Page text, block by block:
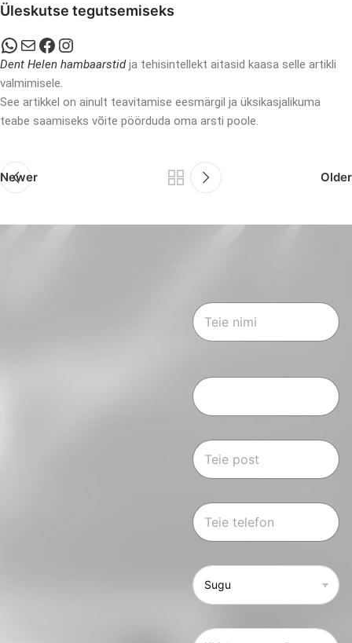
Üleskutse tegutsemiseks
Dent Helen hambaarstidja tehisintellekt aitasid kaasa selle artikli
valmimisele.
See artikkel on ainult teavitamise eesmärgil ja üksikasjalikuma
teabe saamiseks võite pöörduda oma arsti poole.
Newer Older